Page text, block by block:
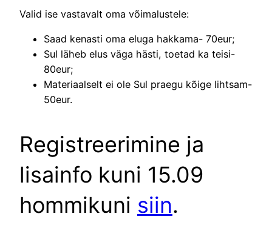
Valid ise vastavalt oma võimalustele:
Saad kenasti oma eluga hakkama- 70eur;
Sul läheb elus väga hästi, toetad ka teisi-
80eur;
Materiaalselt ei ole Sul praegu kõige lihtsam-
50eur.
Registreerimine ja
lisainfo kuni 15.09
hommikuni siin.